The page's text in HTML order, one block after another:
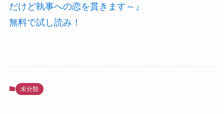
だけど執事への恋を貫きます～』
無料で試し読み！
未分類